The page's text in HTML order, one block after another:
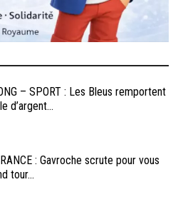
– SPORT : Les Bleus remportent
d’argent...
: Gavroche scrute pour vous
tour...